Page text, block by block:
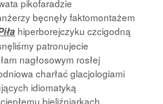
pikofaradzie
bęcnęły faktomontażem
hiperborejczyku czcigodną
patronujecie
nagłosowym rosłej
charłać glacjologiami
idiomatyką
bieliźniarkach